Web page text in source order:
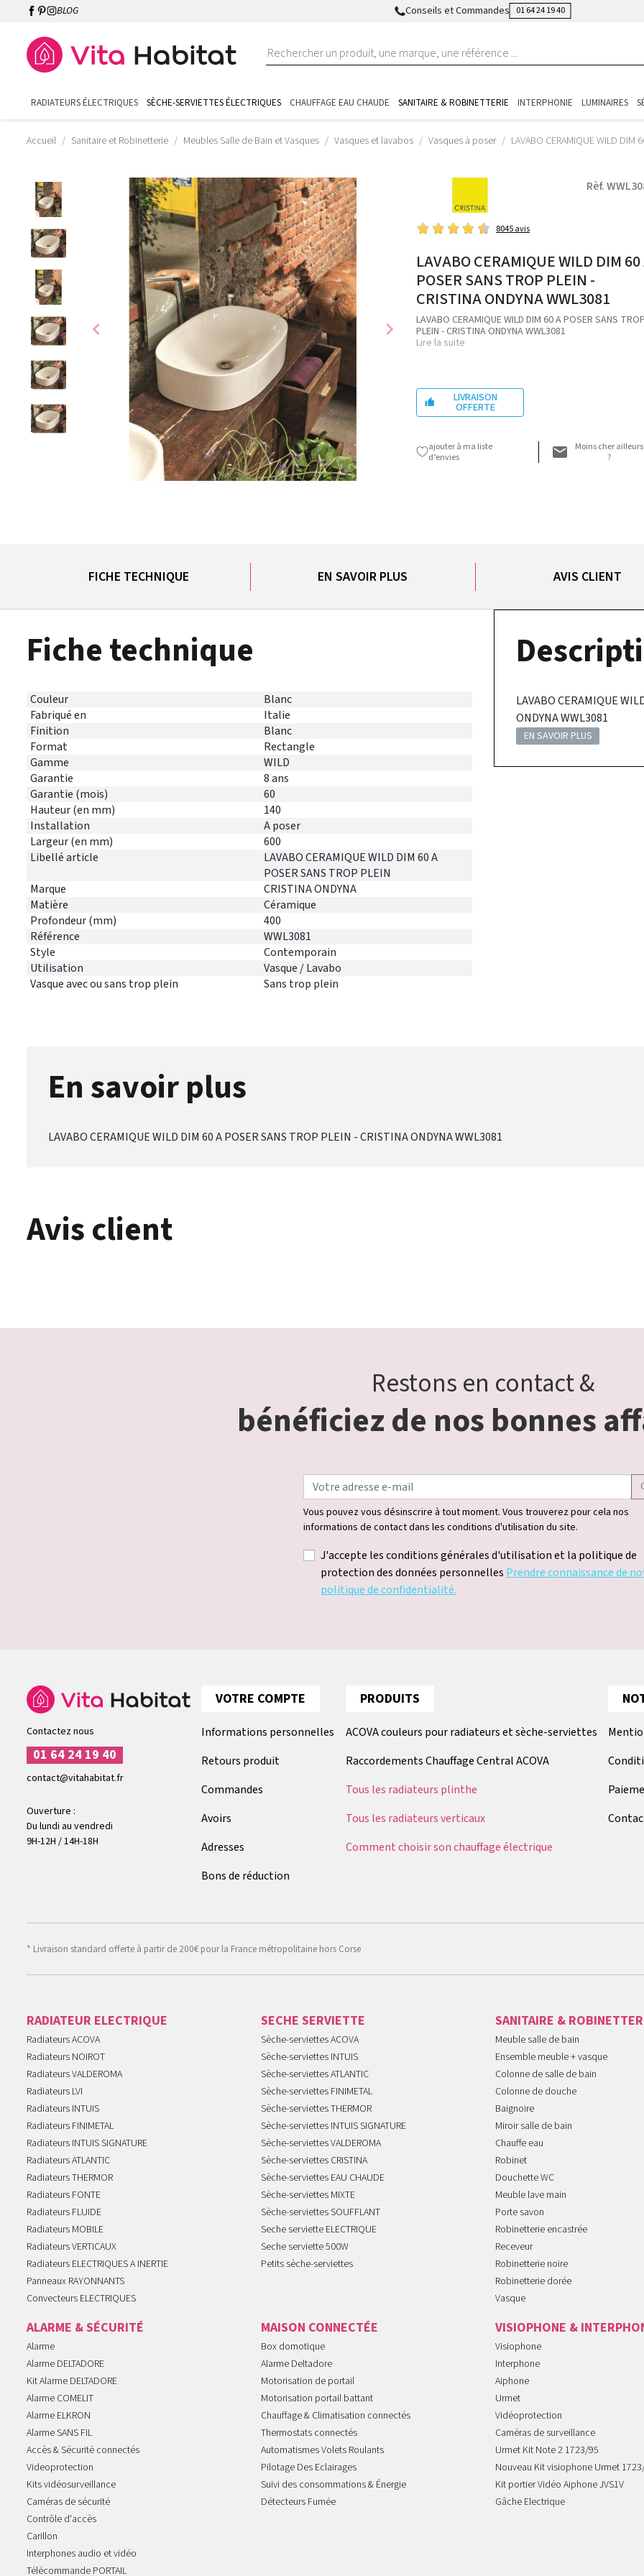
BLOG Conseils et Commandes 01 64 24 19 40
RADIATEURS ÉLECTRIQUES SÈCHE-SERVIETTES ÉLECTRIQUES CHAUFFAGE EAU CHAUDE SANITAIRE & ROBINETTERIE INTERPHONIE LUMINAIRES
Accueil Sanitaire et Robinetterie Meubles Salle de Bain et Vasques Vasques et lavabos Vasques à poser LAVABO CERAMIQUE WILD DIM
chevron_left chevron_right
Rèf.
8045 avis
LAVABO CERAMIQUE WILD DIM 60
POSER SANS TROP PLEIN -
CRISTINA ONDYNA WWL3081
LAVABO CERAMIQUE WILD DIM 60 A POSER SANS TROP
PLEIN - CRISTINA ONDYNA WWL3081
Lire la suite
 LIVRAISON
OFFERTE
ajouter à ma liste
d’envies
Moins cher ailleurs
?
FICHE TECHNIQUE EN SAVOIR PLUS AVIS CLIENT
Fiche technique
Couleur
Blanc
Fabriqué en
Italie
Finition
Blanc
Format
Rectangle
Gamme
WILD
Garantie
8 ans
Garantie (mois)
60
Hauteur (en mm)
140
Installation
A poser
Largeur (en mm)
600
Libellé article
LAVABO CERAMIQUE WILD DIM 60 A
POSER SANS TROP PLEIN
Marque
CRISTINA ONDYNA
Matière
Céramique
Profondeur (mm)
400
Référence
WWL3081
Style
Contemporain
Utilisation
Vasque / Lavabo
Vasque avec ou sans trop plein
Sans trop plein
LAVABO CERAMIQUE
ONDYNA WWL3081
EN SAVOIR PLUS
En savoir plus
LAVABO CERAMIQUE WILD DIM 60 A POSER SANS TROP PLEIN - CRISTINA ONDYNA WWL3081
Avis client
Restons en contact &
bénéficiez de nos bonnes
Vous pouvez vous désinscrire à tout moment. Vous trouverez pour cela nos
informations de contact dans les conditions d'utilisation du site.
J'accepte les conditions générales d'utilisation et la politique de
protection des données personnelles Prendre connaissance de
politique de confidentialité.
Contactez nous
01 64 24 19 40
contact@vitahabitat.fr
Ouverture :
Du lundi au vendredi
9H-12H / 14H-18H
VOTRE COMPTE
Informations personnelles
Retours produit
Commandes
Avoirs
Adresses
Bons de réduction
PRODUITS
ACOVA couleurs pour radiateurs et sèche-serviettes
Raccordements Chauffage Central ACOVA
Tous les radiateurs plinthe
Tous les radiateurs verticaux
Comment choisir son chauffage électrique
* Livraison standard offerte à partir de 200€ pour la France métropolitaine hors Corse
RADIATEUR ELECTRIQUE
Radiateurs ACOVA
Radiateurs NOIROT
Radiateurs VALDEROMA
Radiateurs LVI
Radiateurs INTUIS
Radiateurs FINIMETAL
Radiateurs INTUIS SIGNATURE
Radiateurs ATLANTIC
Radiateurs THERMOR
Radiateurs FONTE
Radiateurs FLUIDE
Radiateurs MOBILE
Radiateurs VERTICAUX
Radiateurs ELECTRIQUES A INERTIE
Panneaux RAYONNANTS
Convecteurs ELECTRIQUES
SECHE SERVIETTE
Sèche-serviettes ACOVA
Sèche-serviettes INTUIS
Sèche-serviettes ATLANTIC
Sèche-serviettes FINIMETAL
Sèche-serviettes THERMOR
Sèche-serviettes INTUIS SIGNATURE
Sèche-serviettes VALDEROMA
Sèche-serviettes CRISTINA
Sèche-serviettes EAU CHAUDE
Sèche-serviettes MIXTE
Sèche-serviettes SOUFFLANT
Seche serviette ELECTRIQUE
Seche serviette 500W
Petits sèche-serviettes
SANITAIRE &
Meuble salle de bain
Ensemble meuble + vasque
Colonne de salle de bain
Colonne de douche
Baignoire
Miroir salle de bain
Chauffe eau
Robinet
Douchette WC
Meuble lave main
Porte savon
Robinetterie encastrée
Receveur
Robinetterie noire
Robinetterie dorée
Vasque
ALARME & SÉCURITÉ
Alarme
Alarme DELTADORE
Kit Alarme DELTADORE
Alarme COMELIT
Alarme ELKRON
Alarme SANS FIL
Accès & Sécurité connectés
Videoprotection
Kits vidéosurveillance
Caméras de sécurité
Contrôle d'accès
Carillon
Interphones audio et vidéo
Télécommande PORTAIL
MAISON CONNECTÉE
Box domotique
Alarme Deltadore
Motorisation de portail
Motorisation portail battant
Chauffage & Climatisation connectés
Thermostats connectés
Automatismes Volets Roulants
Pilotage Des Eclairages
Suivi des consommations & Énergie
Détecteurs Fumée
VISIOPHONE &
Visiophone
Interphone
Aiphone
Urmet
Vidéoprotection
Caméras de surveillance
Urmet Kit Note 2 1723/95
Nouveau Kit visiophone Urmet
Kit portier Vidéo Aiphone JVS1V
Gâche Electrique